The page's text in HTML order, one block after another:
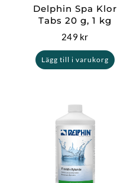
Delphin Spa Klor
Tabs 20 g, 1 kg
249 kr
Lägg till i varukorg